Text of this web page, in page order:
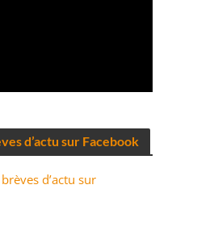
d’actu sur Facebook
d’actu sur